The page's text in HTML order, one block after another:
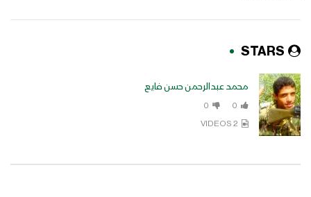
STARS
محمد عبدالرحمن حسن فايع
0
0
2 VIDEOS